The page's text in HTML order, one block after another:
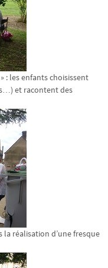
: les enfants choisissent
et racontent des
la réalisation d’une fresque